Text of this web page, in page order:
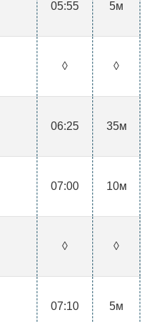
05:55 5м
◊ ◊
06:25 35м
07:00 10м
◊ ◊
07:10 5м